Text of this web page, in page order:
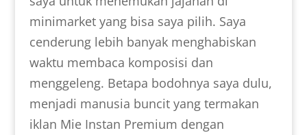
minimarket yang bisa saya pilih. Saya
cenderung lebih banyak menghabiskan
waktu membaca komposisi dan
menggeleng. Betapa bodohnya saya dulu,
menjadi manusia buncit yang termakan
iklan Mie Instan Premium dengan